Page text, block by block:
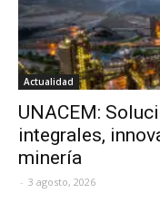
Actualidad
UNACEM:
integrales,
minería
- 3 agosto, 2026